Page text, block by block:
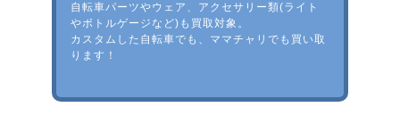
自転車パーツやウェア、アクセサリー類(ライト
やボトルゲージなど)も買取対象。
カスタムした自転車でも、ママチャリでも買い取
ります！